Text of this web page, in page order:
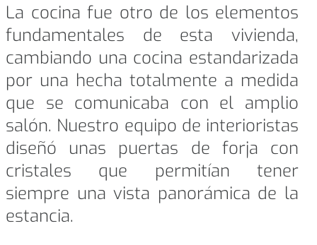
La cocina fue otro de los elementos
fundamentales de esta vivienda,
cambiando una cocina estandarizada
por una hecha totalmente a medida
que se comunicaba con el amplio
salón. Nuestro equipo de interioristas
diseñó unas puertas de forja con
cristales que permitían tener
siempre una vista panorámica de la
estancia.